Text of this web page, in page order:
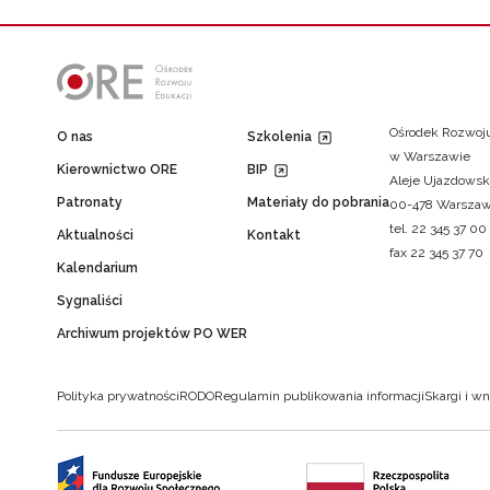
O nas
Kierownictwo ORE
Patronaty
Aktualności
Kalendarium
Sygnaliści
Archiwum projektów PO WER
Szkolenia
BIP
Materiały do pobrania
Kontakt
Ośrodek
w Warszawie
Aleje
00-478
tel. 22 345 37 00
fax 22 345 37 70
Polityka prywatnościRODORegulamin publikowania informacjiSkargi i